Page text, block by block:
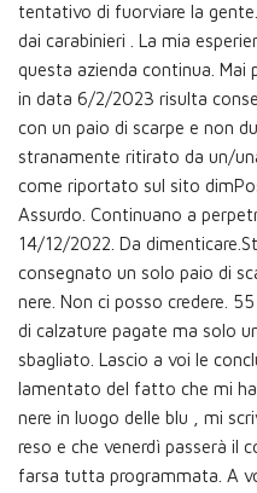
tentativo di fuorviare la
dai carabinieri . La mia
questa azienda continua. Mai
in data 6/2/2023 risulta
con un paio di scarpe e non
stranamente ritirato da un/
come riportato sul sito
Assurdo. Continuano a
14/12/2022. Da
consegnato un solo paio di
nere. Non ci posso credere.
di calzature pagate ma solo
sbagliato. Lascio a voi le
lamentato del fatto che mi
nere in luogo delle blu , mi
reso e che venerdì passerà il
farsa tutta programmata. A